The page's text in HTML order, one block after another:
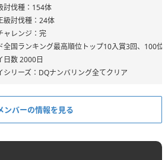
討伐種：154体
級討伐種：24体
ャレンジ：完
全国ランキング最高順位トップ10入賞3回、100位
日数 2000日
シリーズ：DQナンバリング全てクリア
ンバーの情報を見る